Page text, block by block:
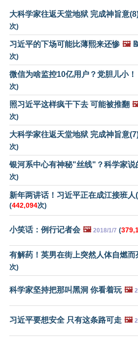
大科学家往返天堂地狱 完成神旨意
次)
习近平的下场可能比薄熙来还惨 🖼️
次)
微信为啥监控10亿用户？党胆儿小！
次)
照习近平这样疯干下去 可能被推翻
次)
大科学家往返天堂地狱 完成神旨意
次)
银河系中心有神秘"丝线"？科学家说
次)
新年两讲话！习近平正在成江接班人
(442,094次)
小笑话：例行记者会 🖼️ 2018/1/7 (
有解药！英男在街上突然人体自燃而
次)
科学家坚持把那叫黑洞 你看着玩 🖼️
习近平要想安全 只有这条路可走 🖼️